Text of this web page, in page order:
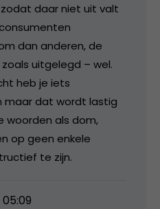
daar niet uit valt
dan anderen, de
uitgelegd – wel.
heb je iets
maar dat wordt lastig
woorden als dom,
op geen enkele
te zijn.